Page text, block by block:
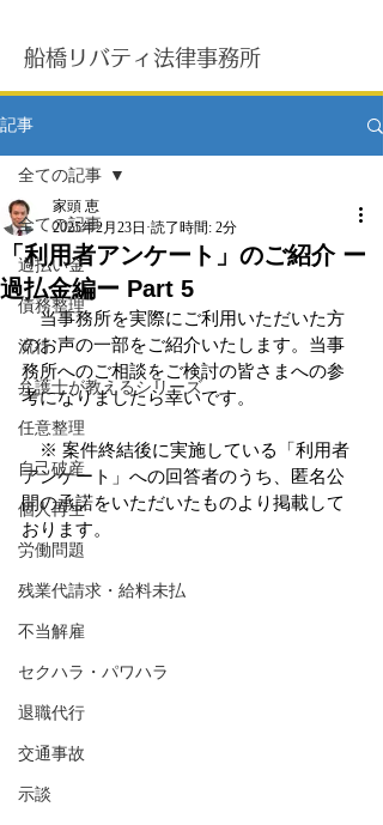
船橋リバティ法律事務所
記事
全ての記事
過払い金
債務整理
流行
弁護士が教えるシリーズ
任意整理
自己破産
個人再生
労働問題
残業代請求・給料未払
不当解雇
セクハラ・パワハラ
退職代行
交通事故
示談
全ての記事
「利用者アンケート」のご紹介 ー
過払金編ー Part 5
家頭 恵
2025年2月23日 読了時間: 2分
当事務所を実際にご利用いただいた方
のお声の一部をご紹介いたします。当事
務所へのご相談をご検討の皆さまへの参
考になりましたら幸いです。
※ 案件終結後に実施している「利用者
アンケート」への回答者のうち、匿名公
開の承諾をいただいたものより掲載して
おります。